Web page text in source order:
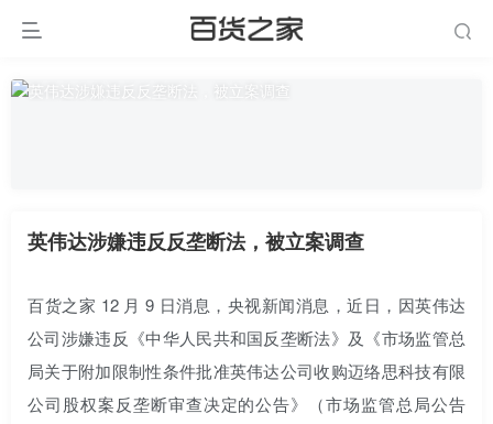
英伟达涉嫌违反反垄断法，被立案调查
百货之家 12 月 9 日消息，央视新闻消息，近日，因英伟达
公司涉嫌违反《中华人民共和国反垄断法》及《市场监管总
局关于附加限制性条件批准英伟达公司收购迈络思科技有限
公司股权案反垄断审查决定的公告》（市场监管总局公告